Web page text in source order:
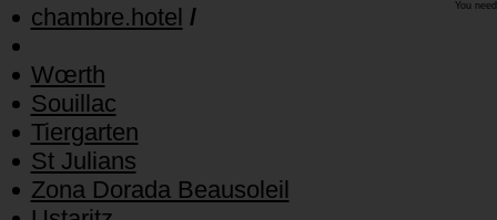
You
chambre.hotel /
Wœrth
Souillac
Tiergarten
St Julians
Zona Dorada Beausoleil